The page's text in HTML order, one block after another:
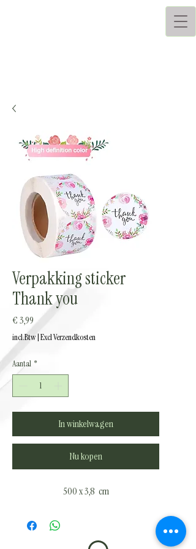
Verpakking sticker
Thank you
€ 3,99
incl.Btw|Excl Verzendkosten
Aantal *
In winkelwagen
Nu kopen
500 x 3,8 cm